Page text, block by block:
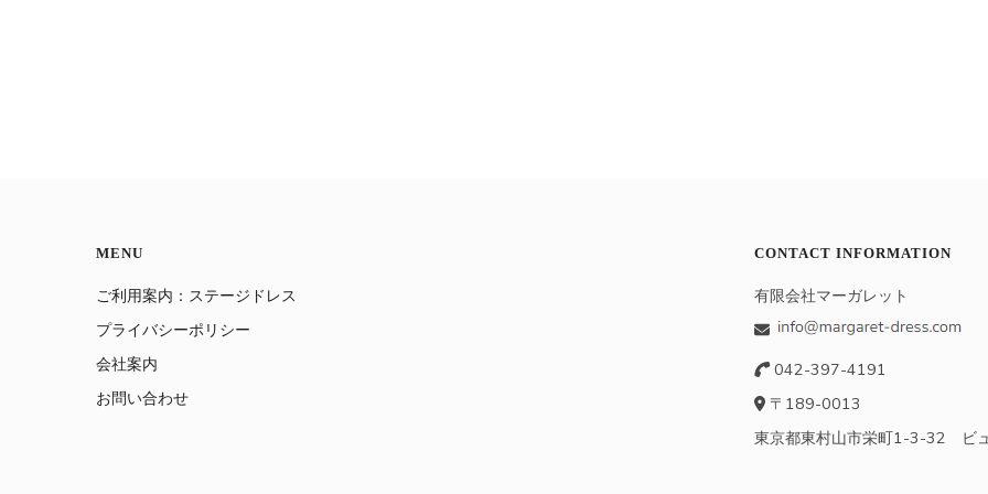
MENU
ご利用案内：ステージドレス
プライバシーポリシー
会社案内
お問い合わせ
CONTACT INFORMATION
有限会社マーガレット
042-397-4191
〒189-0013
東京都東村山市栄町1-3-32 ビ